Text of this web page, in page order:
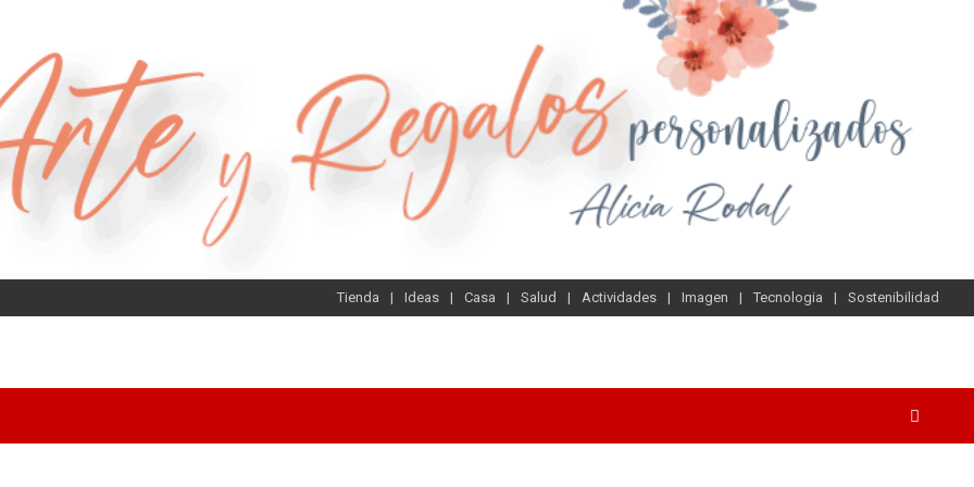
Tienda Ideas Casa Salud Actividades Imagen Tecnologia Sostenibilidad